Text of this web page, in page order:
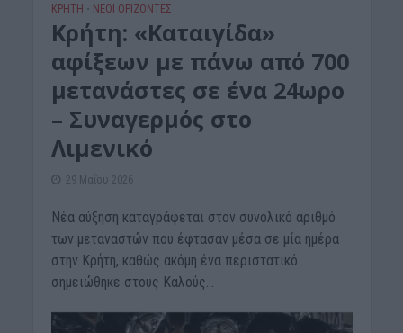
ΚΡΗΤΗ • ΝΕΟΙ ΟΡΙΖΟΝΤΕΣ
Κρήτη: «Καταιγίδα»
αφίξεων με πάνω από 700
μετανάστες σε ένα 24ωρο
– Συναγερμός στο
Λιμενικό
29 Μαΐου 2026
Νέα αύξηση καταγράφεται στον συνολικό αριθμό
των μεταναστών που έφτασαν μέσα σε μία ημέρα
στην Κρήτη, καθώς ακόμη ένα περιστατικό
σημειώθηκε στους Καλούς...